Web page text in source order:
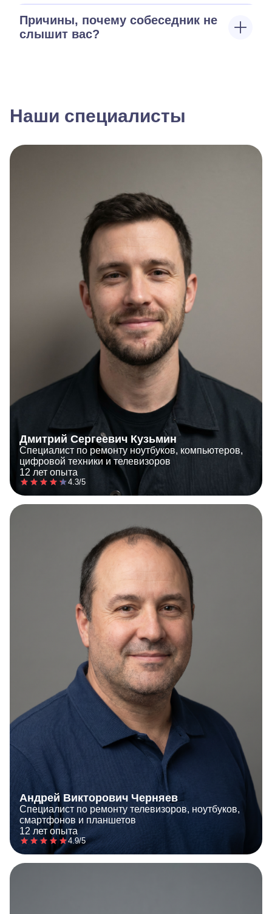
Причины, почему собеседник не
слышит вас?
Наши специалисты
Дмитрий Сергеевич Кузьмин
Специалист по ремонту ноутбуков, компьютеров,
цифровой техники и телевизоров
12 лет опыта
4.3/5
Андрей Викторович Черняев
Специалист по ремонту телевизоров, ноутбуков,
смартфонов и планшетов
12 лет опыта
4.9/5